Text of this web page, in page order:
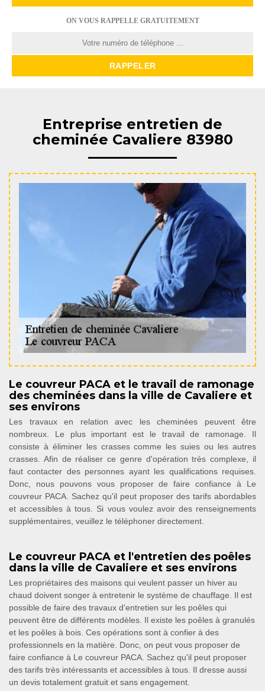
ON VOUS RAPPELLE GRATUITEMENT
Entreprise entretien de
cheminée Cavaliere 83980
Le couvreur PACA et le travail de ramonage
des cheminées dans la ville de Cavaliere et
ses environs
Les travaux en relation avec les cheminées peuvent être
nombreux. Le plus important est le travail de ramonage. Il
consiste à éliminer les crasses comme les suies ou les autres
crasses. Afin de réaliser ce genre d'opération très complexe, il
faut contacter des personnes ayant les qualifications requises.
Donc, nous pouvons vous proposer de faire confiance à Le
couvreur PACA. Sachez qu'il peut proposer des tarifs abordables
et accessibles à tous. Si vous voulez avoir des renseignements
supplémentaires, veuillez le téléphoner directement.
Le couvreur PACA et l'entretien des poêles
dans la ville de Cavaliere et ses environs
Les propriétaires des maisons qui veulent passer un hiver au
chaud doivent songer à entretenir le système de chauffage. Il est
possible de faire des travaux d'entretien sur les poêles qui
peuvent être de différents modèles. Il existe les poêles à granulés
et les poêles à bois. Ces opérations sont à confier à des
professionnels en la matière. Donc, on peut vous proposer de
faire confiance à Le couvreur PACA. Sachez qu'il peut proposer
des tarifs très intéressants et accessibles à tous. Il dresse aussi
un devis totalement gratuit et sans engagement.